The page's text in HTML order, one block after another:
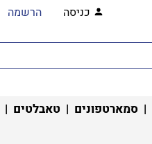
כניסה הרשמה
| סמארטפונים | טאבלטים |